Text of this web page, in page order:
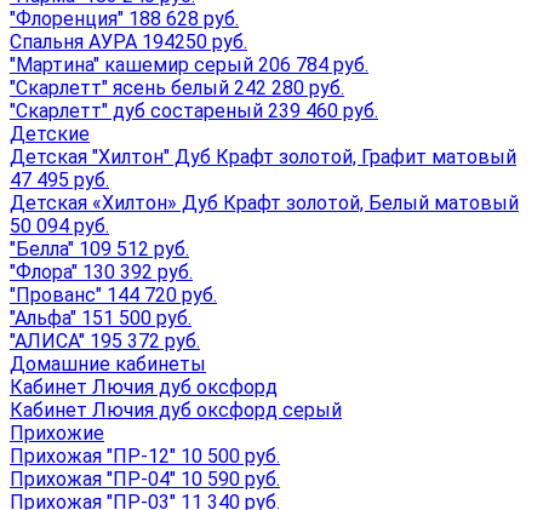
"Флоренция" 188 628 руб.
Спальня АУРА 194250 руб.
"Мартина" кашемир серый 206 784 руб.
"Скарлетт" ясень белый 242 280 руб.
"Скарлетт" дуб состареный 239 460 руб.
Детские
Детская "Хилтон" Дуб Крафт золотой, Графит матовый
47 495 руб.
Детская «Хилтон» Дуб Крафт золотой, Белый матовый
50 094 руб.
"Белла" 109 512 руб.
"Флора" 130 392 руб.
"Прованс" 144 720 руб.
"Альфа" 151 500 руб.
"АЛИСА" 195 372 руб.
Домашние кабинеты
Кабинет Лючия дуб оксфорд
Кабинет Лючия дуб оксфорд серый
Прихожие
Прихожая "ПР-12" 10 500 руб.
Прихожая "ПР-04" 10 590 руб.
Прихожая "ПР-03" 11 340 руб.